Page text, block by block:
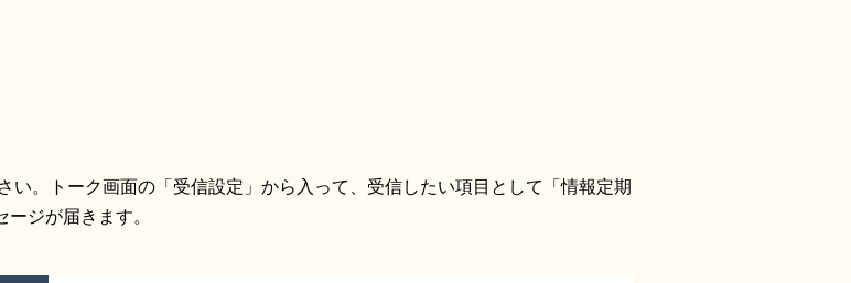
。トーク画面の「受信設定」から入って、受信したい項目として「情報定期
ジが届きます。